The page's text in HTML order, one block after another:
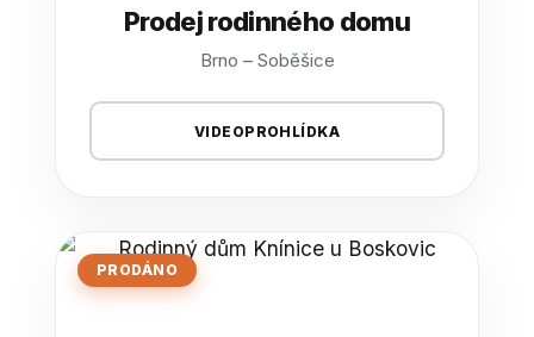
Prodej rodinného domu
Brno – Soběšice
VIDEOPROHLÍDKA
PRODÁNO